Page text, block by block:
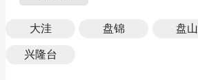
大洼 盘锦 盘山
兴隆台